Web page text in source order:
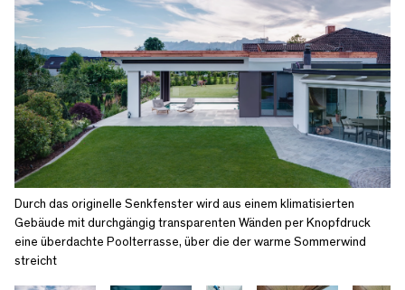
Durch das originelle Senkfenster wird aus einem klimatisierten
Gebäude mit durchgängig transparenten Wänden per Knopfdruck
eine überdachte Poolterrasse, über die der warme Sommerwind
streicht